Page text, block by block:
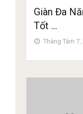
Giàn Đa
Tốt …
Tháng Tám 7,